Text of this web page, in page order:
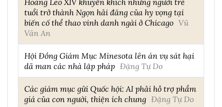
tuổi trở thành Ngọn hải đăng của hy vọng tại
biến cố thể thao vinh danh ngài ở Chicago Vũ
Văn An
Hội Đồng Giám Mục Minesota lên án vụ sát hại
dã man các nhà lập pháp Đặng Tự Do
Các giám mục gửi Quốc hội: AI phải hỗ trợ phẩm
giá của con người, thiện ích chung Đặng Tự Do